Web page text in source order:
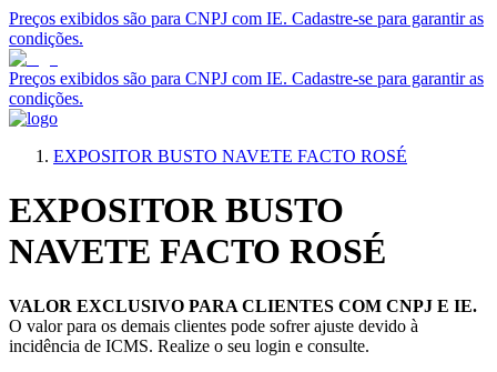
Preços exibidos são para CNPJ com IE. Cadastre-se para garantir as
condições.
Preços exibidos são para CNPJ com IE. Cadastre-se para garantir as
condições.
EXPOSITOR BUSTO NAVETE FACTO ROSÉ
EXPOSITOR BUSTO
NAVETE FACTO ROSÉ
VALOR EXCLUSIVO PARA CLIENTES COM CNPJ E IE.
O valor para os demais clientes pode sofrer ajuste devido à
incidência de ICMS. Realize o seu login e consulte.